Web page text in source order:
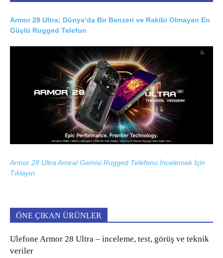
Armor 28 Ultra; Dünya’da Bir Benzeri ve Rakibi Olmayan En
Güçlü Rugged Telefon
Armor 28 Ultra Amiral Gemisi Rugged Telefonu İncelemek İçin
Tıklayın
ÖNE ÇIKAN ÜRÜNLER
Ulefone Armor 28 Ultra – inceleme, test, görüş ve teknik
veriler